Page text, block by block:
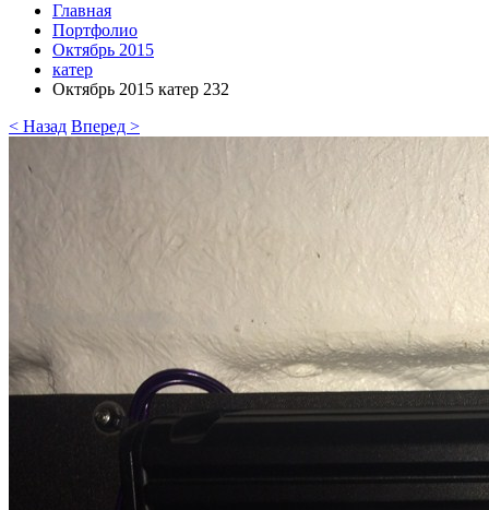
Главная
Портфолио
Октябрь 2015
катер
Октябрь 2015 катер 232
< Назад Вперед >